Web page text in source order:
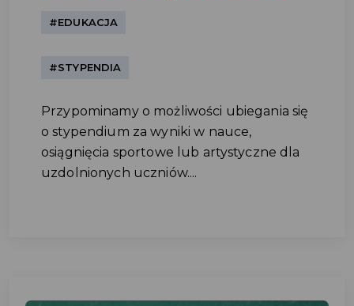
#EDUKACJA
#STYPENDIA
Przypominamy o możliwości ubiegania się
o stypendium za wyniki w nauce,
osiągnięcia sportowe lub artystyczne dla
uzdolnionych uczniów....